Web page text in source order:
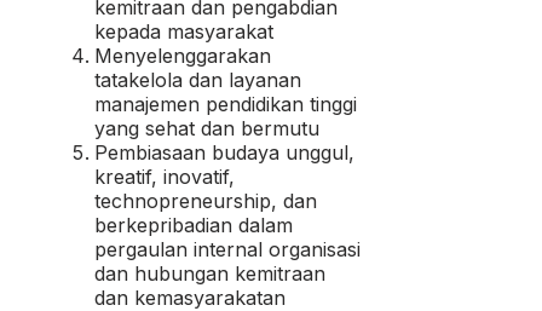
kemitraan dan pengabdian
kepada masyarakat
Menyelenggarakan
tatakelola dan layanan
manajemen pendidikan tinggi
yang sehat dan bermutu
Pembiasaan budaya unggul,
kreatif, inovatif,
technopreneurship, dan
berkepribadian dalam
pergaulan internal organisasi
dan hubungan kemitraan
dan kemasyarakatan